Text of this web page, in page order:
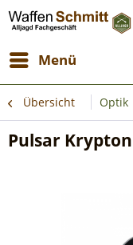
Menü
Übersicht Optik
Pulsar Krypton